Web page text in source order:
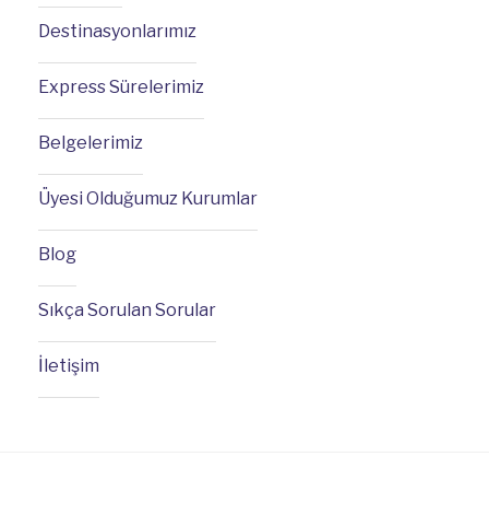
Destinasyonlarımız
Express Sürelerimiz
Belgelerimiz
Üyesi Olduğumuz Kurumlar
Blog
Sıkça Sorulan Sorular
İletişim